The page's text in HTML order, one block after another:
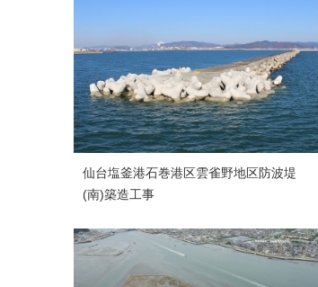
仙台塩釜港石巻港区雲雀野地区防波堤
(南)築造工事